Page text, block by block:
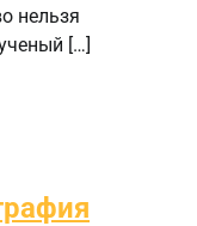
нельзя
[…]